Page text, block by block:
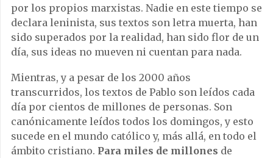
por los propios marxistas. Nadie en este tiempo se
declara leninista, sus textos son letra muerta, han
sido superados por la realidad, han sido flor de un
día, sus ideas no mueven ni cuentan para nada.
Mientras, y a pesar de los 2000 años
transcurridos, los textos de Pablo son leídos cada
día por cientos de millones de personas. Son
canónicamente leídos todos los domingos, y esto
sucede en el mundo católico y, más allá, en todo el
ámbito cristiano. Para miles de millones de